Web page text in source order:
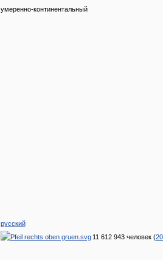
умеренно-континентальный
русский
11 612 943 человек (